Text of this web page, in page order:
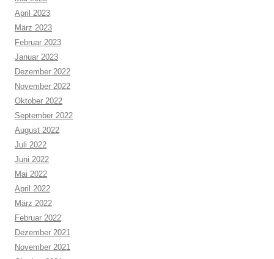
April 2023
März 2023
Februar 2023
Januar 2023
Dezember 2022
November 2022
Oktober 2022
September 2022
August 2022
Juli 2022
Juni 2022
Mai 2022
April 2022
März 2022
Februar 2022
Dezember 2021
November 2021